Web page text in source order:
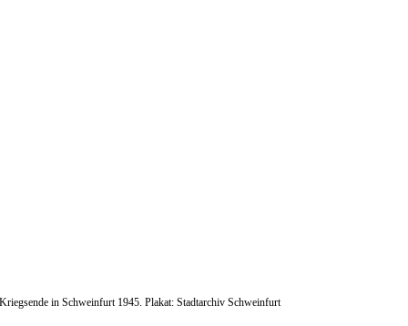
Kriegsende in Schweinfurt 1945. Plakat: Stadtarchiv Schweinfurt